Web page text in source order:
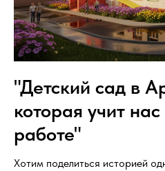
"Детский сад в
которая учит
работе"
Хотим поделиться историей